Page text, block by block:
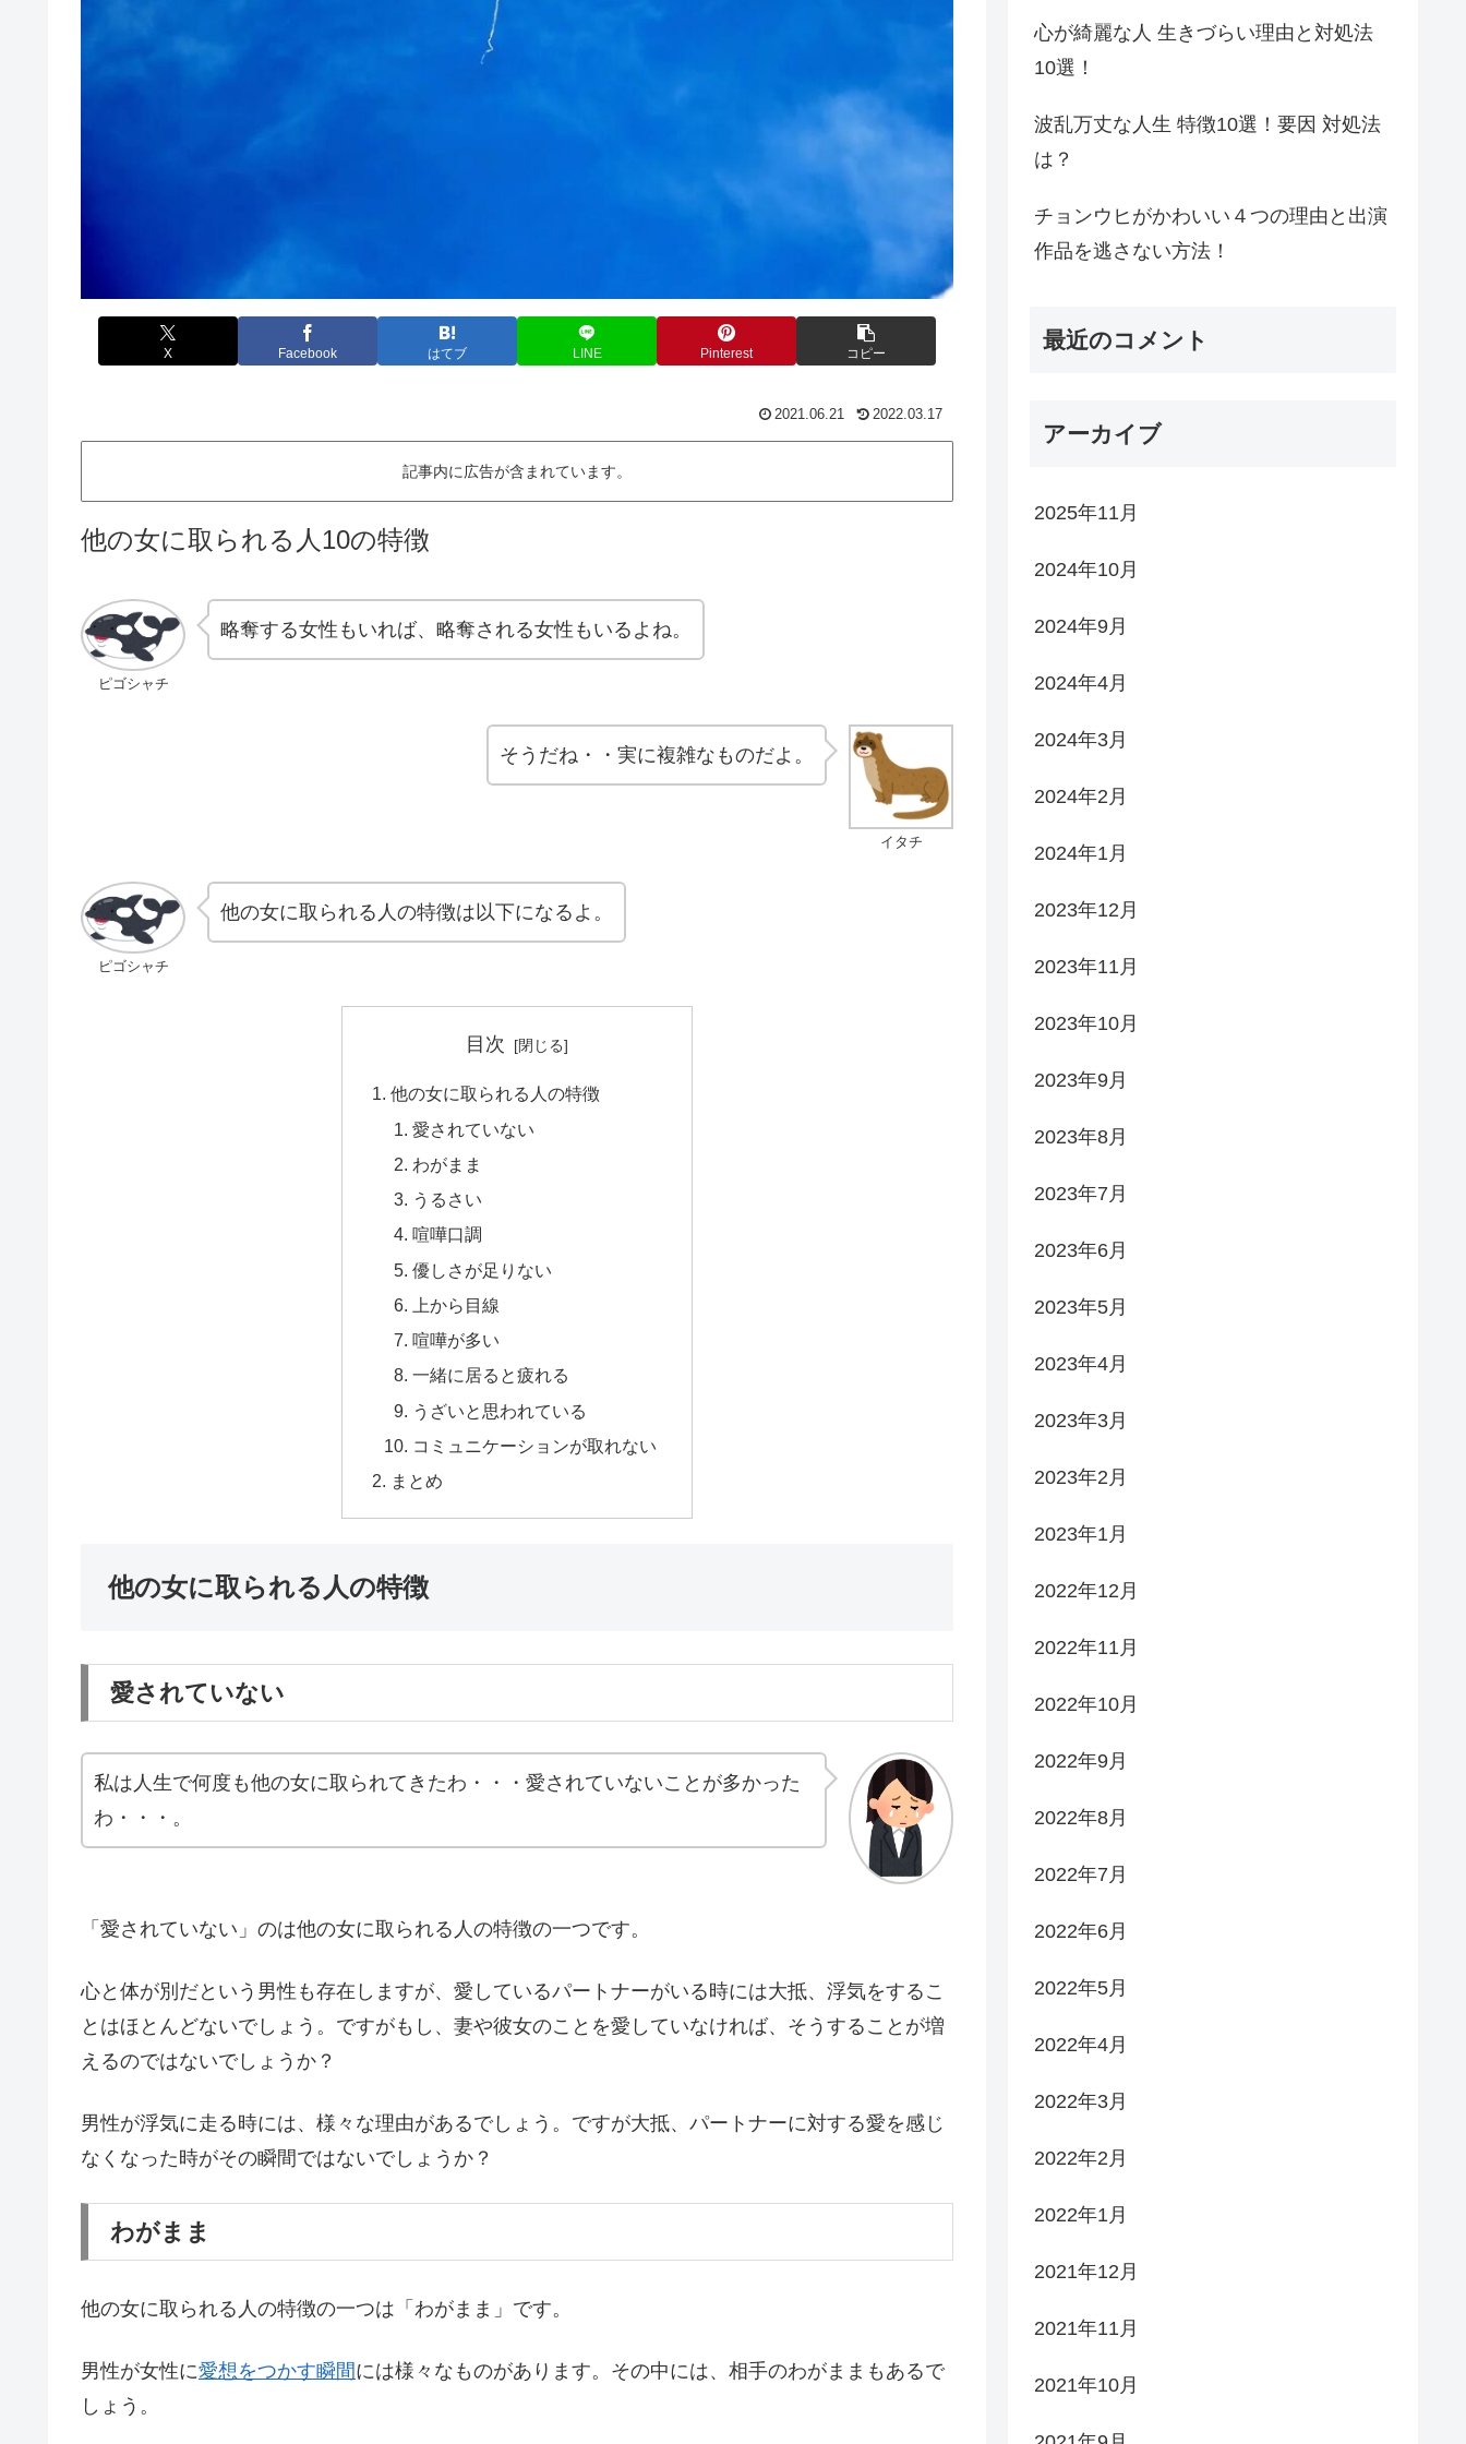
X Facebook はてブ LINE Pinterest コピー
2021.06.21 2022.03.17
記事内に広告が含まれています。
他の女に取られる人10の特徴
ピゴシャチ
略奪する女性もいれば、略奪される女性もいるよね。
イタチ
そうだね・・実に複雑なものだよ。
ピゴシャチ
他の女に取られる人の特徴は以下になるよ。
目次
他の女に取られる人の特徴
愛されていない
わがまま
うるさい
喧嘩口調
優しさが足りない
上から目線
喧嘩が多い
一緒に居ると疲れる
うざいと思われている
コミュニケーションが取れない
まとめ
他の女に取られる人の特徴
愛されていない
私は人生で何度も他の女に取られてきたわ・・・愛されていないことが多かった
わ・・・。
「愛されていない」のは他の女に取られる人の特徴の一つです。
心と体が別だという男性も存在しますが、愛しているパートナーがいる時には大抵、浮気をするこ
とはほとんどないでしょう。ですがもし、妻や彼女のことを愛していなければ、そうすることが増
えるのではないでしょうか？
男性が浮気に走る時には、様々な理由があるでしょう。ですが大抵、パートナーに対する愛を感じ
なくなった時がその瞬間ではないでしょうか？
わがまま
他の女に取られる人の特徴の一つは「わがまま」です。
男性が女性に愛想をつかす瞬間には様々なものがあります。その中には、相手のわがままもあるで
しょう。
心が綺麗な人 生きづらい理由と対処法
10選！
波乱万丈な人生 特徴10選！要因 対処法
は？
チョンウヒがかわいい４つの理由と出演
作品を逃さない方法！
最近のコメント
アーカイブ
2025年11月
2024年10月
2024年9月
2024年4月
2024年3月
2024年2月
2024年1月
2023年12月
2023年11月
2023年10月
2023年9月
2023年8月
2023年7月
2023年6月
2023年5月
2023年4月
2023年3月
2023年2月
2023年1月
2022年12月
2022年11月
2022年10月
2022年9月
2022年8月
2022年7月
2022年6月
2022年5月
2022年4月
2022年3月
2022年2月
2022年1月
2021年12月
2021年11月
2021年10月